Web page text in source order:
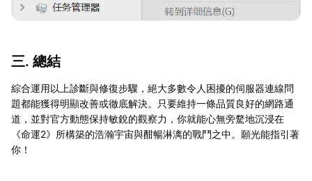
三. 總結
綜合運用以上診斷與修復步驟，絕大多數令人困擾的伺服器連線問
題都能獲得明顯改善或徹底解決。只要維持一條品質良好的網路通
道，並對官方動態保持敏銳的觀察力，你就能心無旁騖地沉浸在
《命運2》所構築的浩瀚宇宙與酣暢淋漓的戰鬥之中。願光能指引著
你！